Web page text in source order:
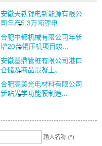
安徽天铁锂电新能源有限公
司年产5.3万吨锂电...
合肥中都机械有限公司年新
增20台辊压机项目竣...
安徽基鼎管桩有限公司港口
仓储及商品混凝土、...
合肥高美光电材料有限公司
新站光学功能膜制造...
输入名称 (*)